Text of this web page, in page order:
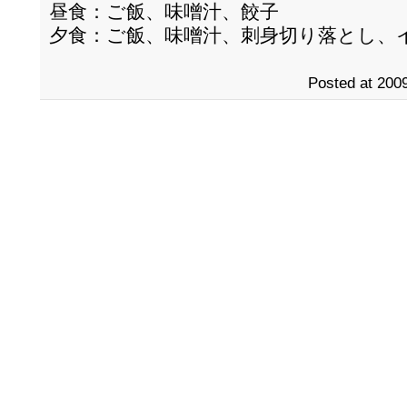
昼食：ご飯、味噌汁、餃子
夕食：ご飯、味噌汁、刺身切り落とし、
Posted at